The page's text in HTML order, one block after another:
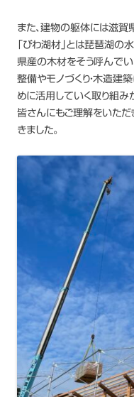
また、建物の躯体には滋賀
「びわ湖材」とは琵琶湖
県産の木材をそう呼んで
整備やモノづくり・木造建
めに活用していく取り組
皆さんにもご理解をいただ
きました。